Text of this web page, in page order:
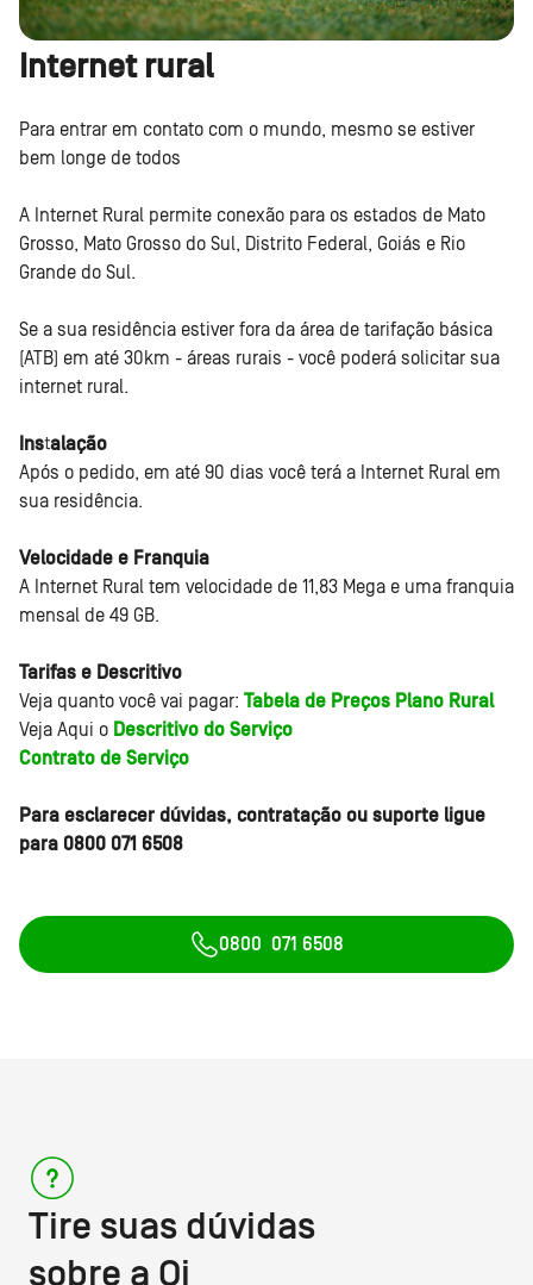
Internet rural
Para entrar em contato com o mundo, mesmo se estiver
bem longe de todos
A Internet Rural permite conexão para os estados de Mato
Grosso, Mato Grosso do Sul, Distrito Federal, Goiás e Rio
Grande do Sul.
Se a sua residência estiver fora da área de tarifação básica
(ATB) em até 30km - áreas rurais - você poderá solicitar sua
internet rural.
Instalação
Após o pedido, em até 90 dias você terá a Internet Rural em
sua residência.
Velocidade e Franquia
A Internet Rural tem velocidade de 11,83 Mega e uma franquia
mensal de 49 GB.
Tarifas e Descritivo
Veja quanto você vai pagar: Tabela de Preços Plano Rural
Veja Aqui o Descritivo do Serviço
Contrato de Serviço
Para esclarecer dúvidas, contratação ou suporte ligue
para 0800 071 6508
0800 071 6508
Tire suas dúvidas
sobre a Oi